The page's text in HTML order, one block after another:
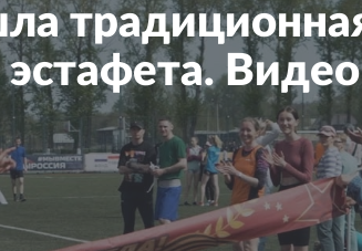
эстафета. Видео